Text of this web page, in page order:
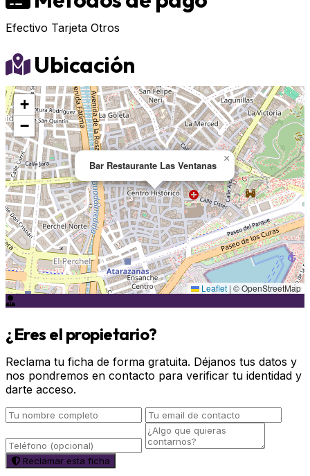
Efectivo Tarjeta Otros
Ubicación
Bar Restaurante Las Ventanas
×
+
−
Leaflet | © OpenStreetMap
¿Eres el propietario?
Reclama tu ficha de forma gratuita. Déjanos tus datos y
nos pondremos en contacto para verificar tu identidad y
darte acceso.
Reclamar esta ficha